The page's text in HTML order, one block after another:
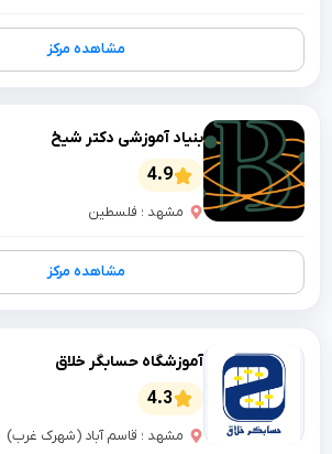
مشاهده مرکز
بنیاد آموزشی دکتر شیخ
4.9
مشهد ؛ فلسطین
مشاهده مرکز
آموزشگاه حسابگر خلاق
4.3
مشهد ؛ قاسم آباد (شهرک غرب)